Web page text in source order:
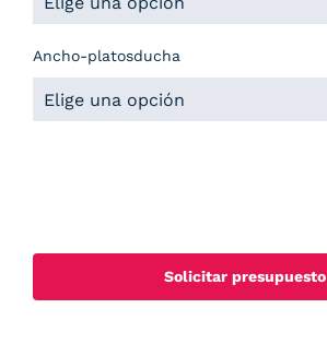
Ancho-platosducha
Solicitar presupuesto